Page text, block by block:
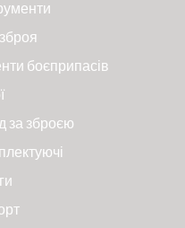
боєприпасів
за зброєю